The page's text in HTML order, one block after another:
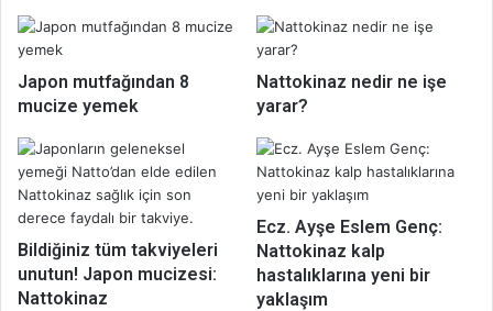
Japon mutfağından 8
mucize yemek
Nattokinaz nedir ne işe
yarar?
Bildiğiniz tüm takviyeleri
unutun! Japon mucizesi:
Nattokinaz
Ecz. Ayşe Eslem Genç:
Nattokinaz kalp
hastalıklarına yeni bir
yaklaşım